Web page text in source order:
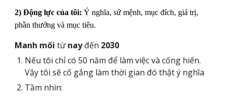
2) Động lực của tôi:Ý nghĩa, sứ mệnh, mục đích, giá trị,
phần thưởng và mục tiêu.
Manh mốitừ nayđến 2030
Nếu tôi chỉ có 50 năm để làm việc và cống hiến.
Vậy tôi sẽ cố gắng làm thời gian đó thật ý nghĩa
Tầm nhìn: